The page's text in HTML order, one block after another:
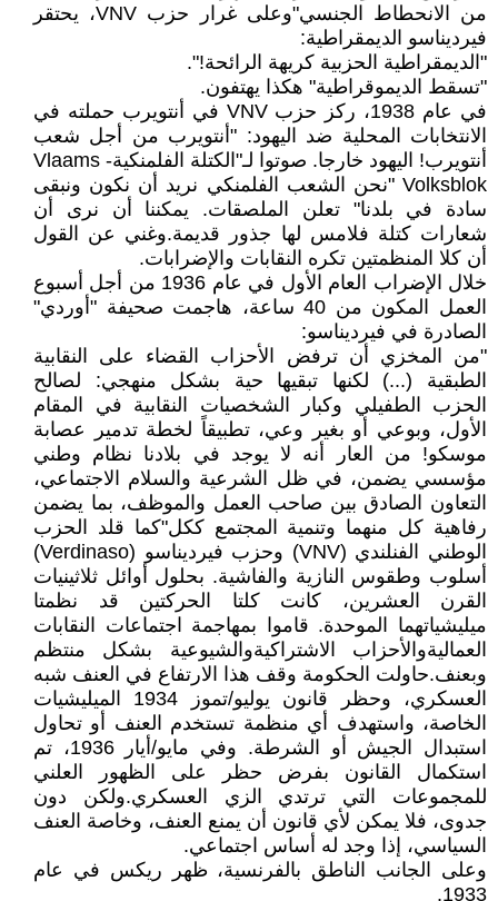
من الانحطاط الجنسي"وعلى غرار حزب VNV، يحتقر
فيرديناسو الديمقراطية:
"الديمقراطية الحزبية كريهة الرائحة!".
"تسقط الديموقراطية" هكذا يهتفون.
في عام 1938، ركز حزب VNV في أنتويرب حملته في
الانتخابات المحلية ضد اليهود: "أنتويرب من أجل شعب
أنتويرب! اليهود خارجا. صوتوا لـ"الكتلة الفلمنكية- Vlaams
Volksblok "نحن الشعب الفلمنكي نريد أن نكون ونبقى
سادة في بلدنا" تعلن الملصقات. يمكننا أن نرى أن
شعارات كتلة فلامس لها جذور قديمة.وغني عن القول
أن كلا المنظمتين تكره النقابات والإضرابات.
خلال الإضراب العام الأول في عام 1936 من أجل أسبوع
العمل المكون من 40 ساعة، هاجمت صحيفة "أوردي"
الصادرة في فيرديناسو:
"من المخزي أن ترفض الأحزاب القضاء على النقابية
الطبقية (...) لكنها تبقيها حية بشكل منهجي: لصالح
الحزب الطفيلي وكبار الشخصيات النقابية في المقام
الأول، وبوعي أو بغير وعي، تطبيقاً لخطة تدمير عصابة
موسكو! من العار أنه لا يوجد في بلادنا نظام وطني
مؤسسي يضمن، في ظل الشرعية والسلام الاجتماعي،
التعاون الصادق بين صاحب العمل والموظف، بما يضمن
رفاهية كل منهما وتنمية المجتمع ككل"كما قلد الحزب
الوطني الفنلندي (VNV) وحزب فيرديناسو (Verdinaso)
أسلوب وطقوس النازية والفاشية. بحلول أوائل ثلاثينيات
القرن العشرين، كانت كلتا الحركتين قد نظمتا
ميليشياتهما الموحدة. قاموا بمهاجمة اجتماعات النقابات
العماليةوالأحزاب الاشتراكيةوالشيوعية بشكل منتظم
وبعنف.حاولت الحكومة وقف هذا الارتفاع في العنف شبه
العسكري، وحظر قانون يوليو/تموز 1934 الميليشيات
الخاصة، واستهدف أي منظمة تستخدم العنف أو تحاول
استبدال الجيش أو الشرطة. وفي مايو/أيار 1936، تم
استكمال القانون بفرض حظر على الظهور العلني
للمجموعات التي ترتدي الزي العسكري.ولكن دون
جدوى، فلا يمكن لأي قانون أن يمنع العنف، وخاصة العنف
السياسي، إذا وجد له أساس اجتماعي.
وعلى الجانب الناطق بالفرنسية، ظهر ريكس في عام
1933.